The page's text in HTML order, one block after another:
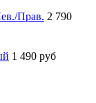
Прав. 2 790
1 490 руб